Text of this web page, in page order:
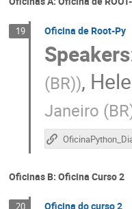
19 Oficina de Root-Py
Speakers
(BR)),
Janeiro
Oficinas B: Oficina Curso 2
20 Oficina do curso 2